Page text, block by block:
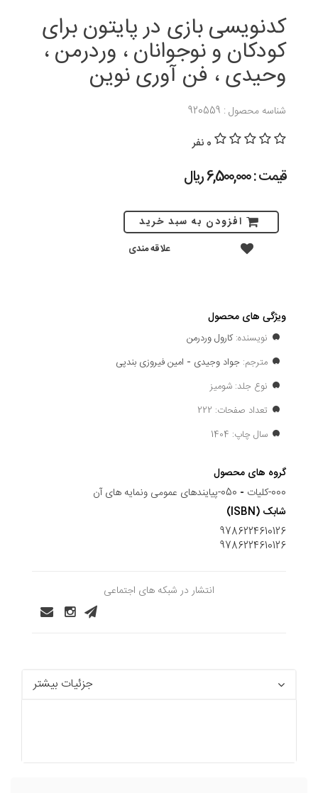
کدنویسی بازی در پایتون برای
کودکان و نوجوانان ، وردرمن ،
وحیدی ، فن آوری نوین
شناسه محصول : 920559
0 نفر
قیمت : 6,500,000 ريال
افزودن به سبد خرید
علاقه مندی
ویژگی های محصول
نویسنده:کارول وردرمن
مترجم: جواد وجیدی - امین فیروزی بندپی
نوع جلد: شومیز
تعداد صفحات: 222
سال چاپ: 1404
گروه های محصول
000-کلیات
- 050-پیایندهای عمومی ونمایه های آن
شابک (ISBN)
9786224610126
9786224610126
انتشار در شبکه های اجتماعی
جزئیات بیشتر